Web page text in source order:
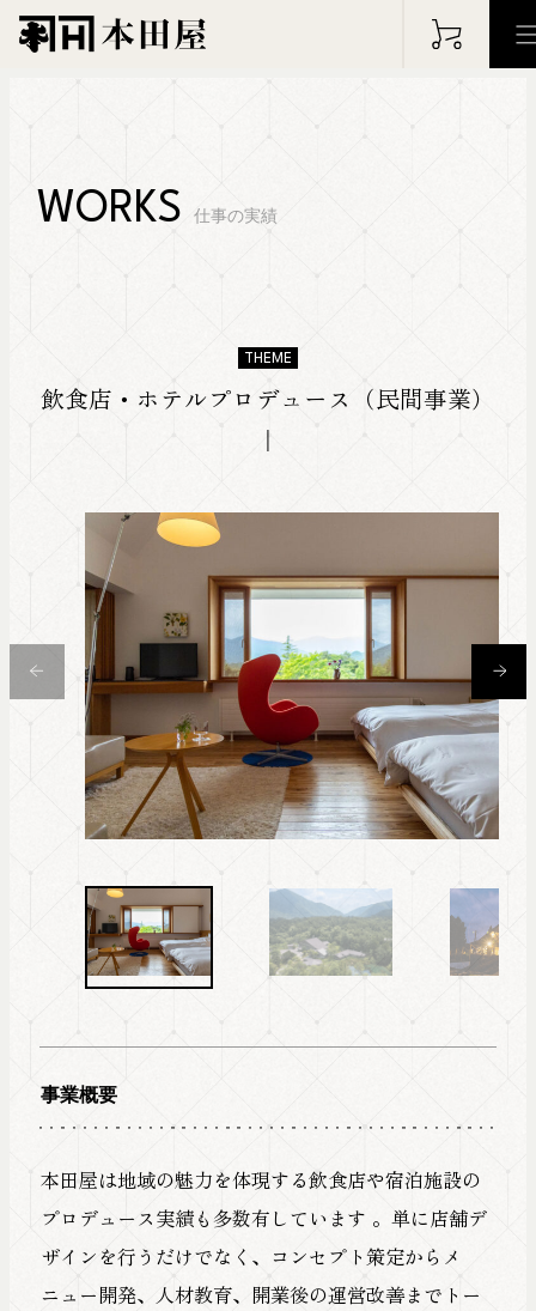
ホーム
本田屋について アーカ
WORKS 仕事の実績
THEME
飲食店・ホテルプロデュース（民間事業）
事業概要
本田屋は地域の魅力を体現する飲食店や宿泊施設の
プロデュース実績も多数有しています 。単に店舗デ
ザインを行うだけでなく、コンセプト策定からメ
ニュー開発、人材教育、開業後の運営改善までトー